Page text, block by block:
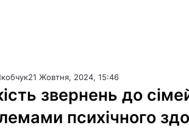
21 Жовтня, 2024, 15:46
звернень до
психічного